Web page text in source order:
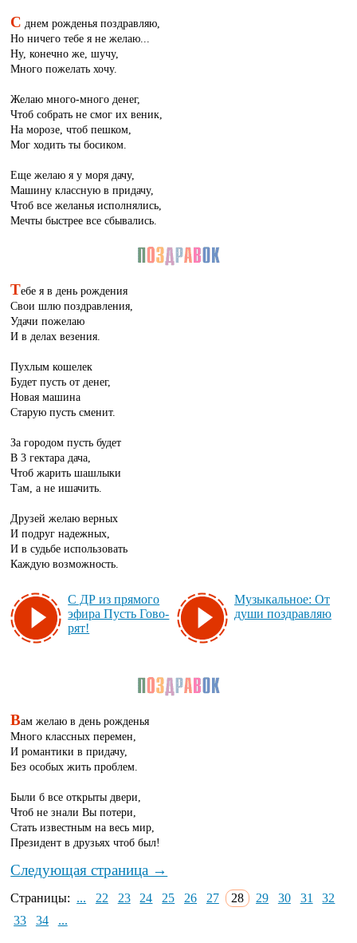
С днем рожденья поздравляю,
Но ничего тебе я не желаю...
Ну, конечно же, шучу,
Много пожелать хочу.
Желаю много-много денег,
Чтоб собрать не смог их веник,
На морозе, чтоб пешком,
Мог ходить ты босиком.
Еще желаю я у моря дачу,
Машину классную в придачу,
Чтоб все желанья исполнялись,
Мечты быстрее все сбывались.
Тебе я в день рождения
Свои шлю поздравления,
Удачи пожелаю
И в делах везения.
Пухлым кошелек
Будет пусть от денег,
Новая машина
Старую пусть сменит.
За городом пусть будет
В 3 гектара дача,
Чтоб жарить шашлыки
Там, а не ишачить.
Друзей желаю верных
И подруг надежных,
И в судьбе использовать
Каждую возможность.
С ДР из пря­мо­го
эфи­ра Пусть Го­во­
рят!
Му­зы­каль­ное: От
ду­ши поз­драв­ляю
Вам желаю в день рожденья
Много классных перемен,
И романтики в придачу,
Без особых жить проблем.
Были б все открыты двери,
Чтоб не знали Вы потери,
Стать известным на весь мир,
Президент в друзьях чтоб был!
Следующая страница →
Страницы: ... 22 23 24 25 26 27 28 29 30 31
32
33
34 ...